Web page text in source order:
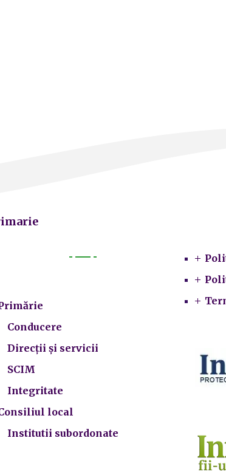
Conducere
Direcții și servicii
SCIM
Integritate
local
Institutii subordonate